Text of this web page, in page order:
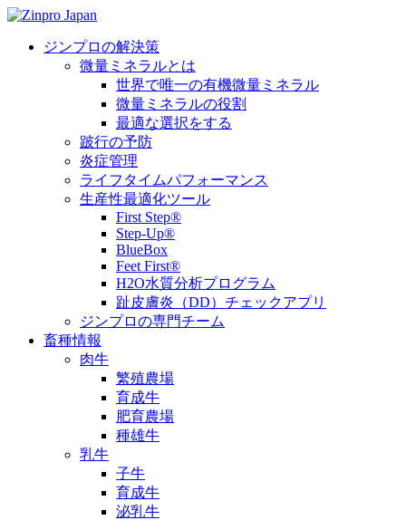
ジンプロの解決策
微量ミネラルとは
世界で唯一の有機微量ミネラル
微量ミネラルの役割
最適な選択をする
跛行の予防
炎症管理
ライフタイムパフォーマンス
生産性最適化ツール
First Step®
Step-Up®
BlueBox
Feet First®
H2O水質分析プログラム
趾皮膚炎（DD）チェックアプリ
ジンプロの専門チーム
畜種情報
肉牛
繁殖農場
育成牛
肥育農場
種雄牛
乳牛
子牛
育成牛
泌乳牛